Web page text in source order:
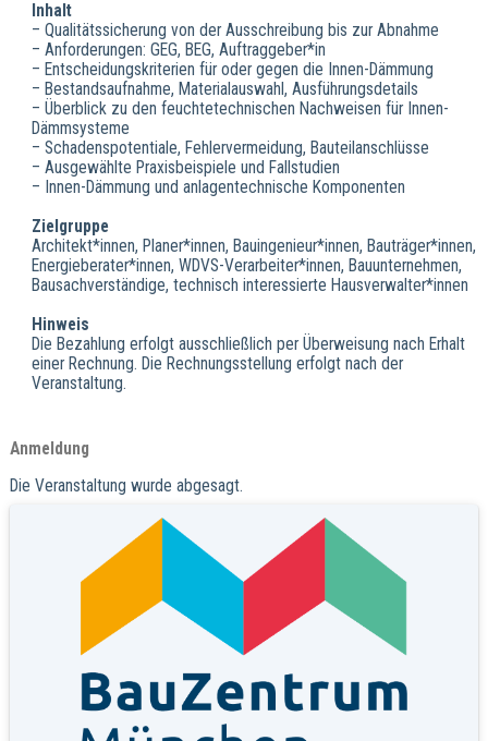
Inhalt
– Qualitätssicherung von der Ausschreibung bis zur Abnahme
– Anforderungen: GEG, BEG, Auftraggeber*in
– Entscheidungskriterien für oder gegen die Innen-Dämmung
– Bestandsaufnahme, Materialauswahl, Ausführungsdetails
– Überblick zu den feuchtetechnischen Nachweisen für Innen-
Dämmsysteme
– Schadenspotentiale, Fehlervermeidung, Bauteilanschlüsse
– Ausgewählte Praxisbeispiele und Fallstudien
– Innen-Dämmung und anlagentechnische Komponenten
Zielgruppe
Architekt*innen, Planer*innen, Bauingenieur*innen, Bauträger*innen,
Energieberater*innen, WDVS-Verarbeiter*innen, Bauunternehmen,
Bausachverständige, technisch interessierte Hausverwalter*innen
Hinweis
Die Bezahlung erfolgt ausschließlich per Überweisung nach Erhalt
einer Rechnung. Die Rechnungsstellung erfolgt nach der
Veranstaltung.
Anmeldung
Die Veranstaltung wurde abgesagt.